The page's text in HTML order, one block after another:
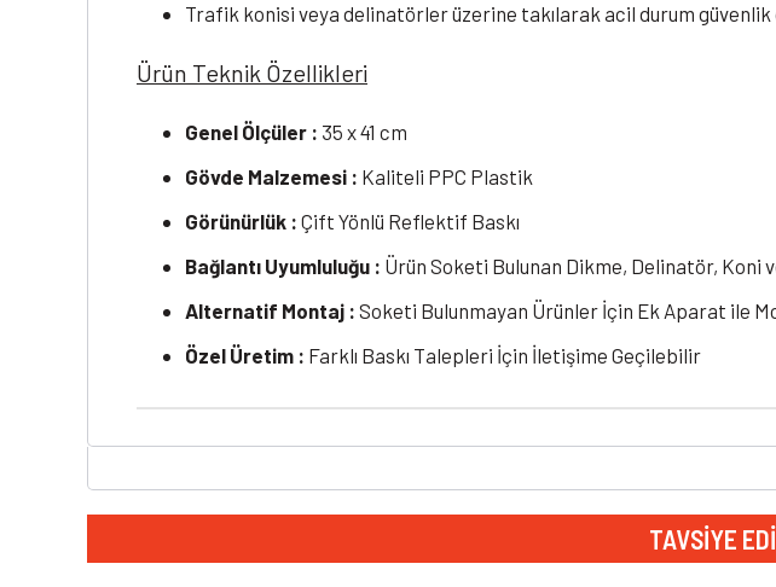
Trafik konisi veya delinatörler üzerine takılarak acil durum
Ürün Teknik Özellikleri
Genel Ölçüler : 35 x 41 cm
Gövde Malzemesi : Kaliteli PPC Plastik
Görünürlük : Çift Yönlü Reflektif Baskı
Bağlantı Uyumluluğu : Ürün Soketi Bulunan Dikme, Delinatör, Koni
Alternatif Montaj : Soketi Bulunmayan Ürünler İçin Ek Aparat ile
Özel Üretim : Farklı Baskı Talepleri İçin İletişime Geçilebilir
TAVSIYE